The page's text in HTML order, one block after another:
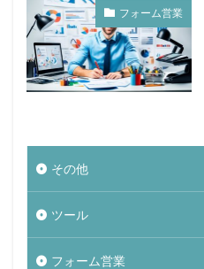
フォーム営業
その他
ツール
フォーム営業